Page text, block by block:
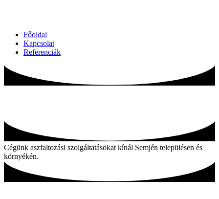
Főoldal
Kapcsolat
Referenciák
Cégünk aszfaltozási szolgáltatásokat kínál Semjén településen és
környékén.